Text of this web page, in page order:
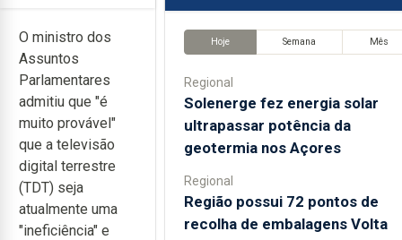
O ministro dos
Assuntos
Parlamentares
admitiu que "é
muito provável"
que a televisão
digital terrestre
(TDT) seja
atualmente uma
"ineficiência" e
Hoje Semana Mês
Regional
Solenerge fez energia solar
ultrapassar potência da
geotermia nos Açores
Regional
Região possui 72 pontos de
recolha de embalagens Volta